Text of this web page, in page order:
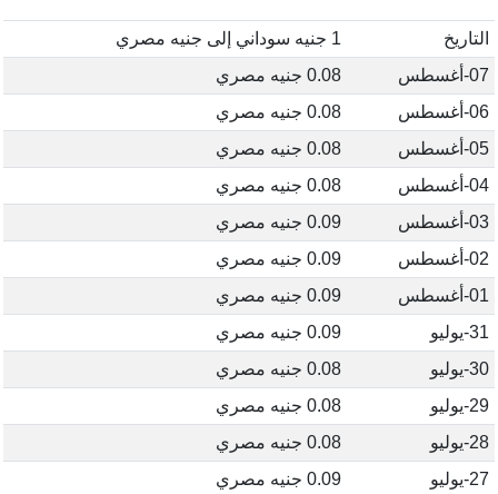
التاريخ
1 جنيه سوداني إلى جنيه مصري
07-أغسطس
0.08 جنيه مصري
06-أغسطس
0.08 جنيه مصري
05-أغسطس
0.08 جنيه مصري
04-أغسطس
0.08 جنيه مصري
03-أغسطس
0.09 جنيه مصري
02-أغسطس
0.09 جنيه مصري
01-أغسطس
0.09 جنيه مصري
31-يوليو
0.09 جنيه مصري
30-يوليو
0.08 جنيه مصري
29-يوليو
0.08 جنيه مصري
28-يوليو
0.08 جنيه مصري
27-يوليو
0.09 جنيه مصري